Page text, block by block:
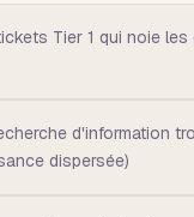
Tier 1 qui noie les
d'information
dispersée)